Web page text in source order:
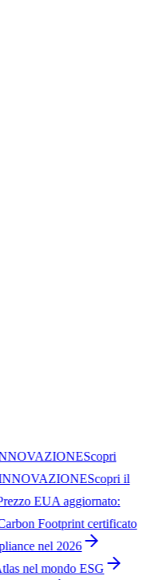
Scopri
Scopri il
EUA aggiornato:
Footprint certificato
nel 2026
nel mondo ESG